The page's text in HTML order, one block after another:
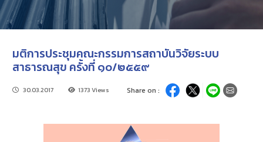
มติการประชุมคณะกรรมการสถาบันวิจัยระบบ
สาธารณสุข ครั้งที่ ๑๐/๒๕๕๙
30.03.2017 1373 Views Share on :